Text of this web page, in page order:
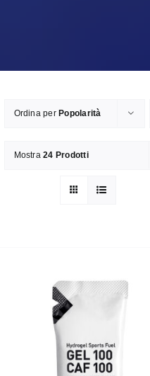
Ordina per Popolarità
Mostra24 Prodotti